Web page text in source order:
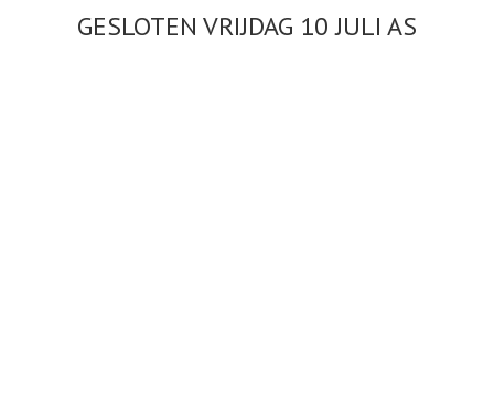
GESLOTEN VRIJDAG 10JULI AS